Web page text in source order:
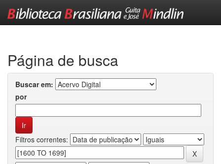
Página de busca
Buscar em:
por
Filtros correntes: